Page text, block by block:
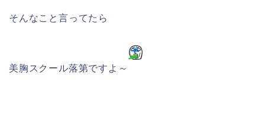
そんなこと言ってたら
美胸スクール落第ですよ～